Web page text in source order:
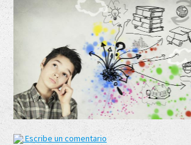
Escribe un comentario